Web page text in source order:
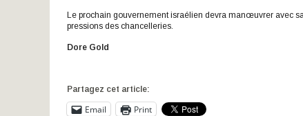
Le prochain gouvernement israélien devra manœuvrer avec
pressions des chancelleries.
Dore Gold
Partagez cet article:
Email Print